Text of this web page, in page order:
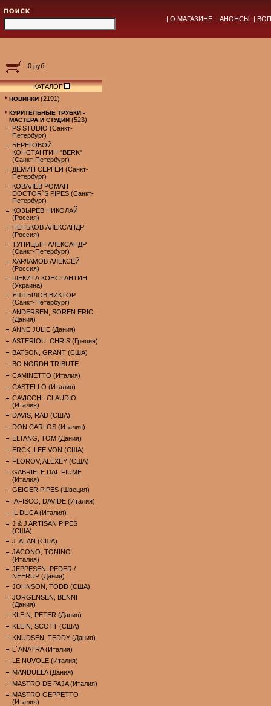
| О МАГАЗИНЕ | АНОНСЫ |
0 руб.
КАТАЛОГ
НОВИНКИ (2191)
КУРИТЕЛЬНЫЕ ТРУБКИ -
МАСТЕРА И СТУДИИ (523)
PS STUDIO (Санкт-
Петербург)
БЕРЕГОВОЙ
КОНСТАНТИН "BERK"
(Санкт-Петербург)
ДЁМИН СЕРГЕЙ (Санкт-
Петербург)
КОВАЛЁВ РОМАН
DOCTOR`S PIPES (Санкт-
Петербург)
КОЗЫРЕВ НИКОЛАЙ
(Россия)
ПЕНЬКОВ АЛЕКСАНДР
(Россия)
ТУПИЦЫН АЛЕКСАНДР
(Санкт-Петербург)
ХАРЛАМОВ АЛЕКСЕЙ
(Россия)
ШЕКИТА КОНСТАНТИН
(Украина)
ЯШТЫЛОВ ВИКТОР
(Санкт-Петербург)
ANDERSEN, SOREN ERIC
(Дания)
ANNE JULIE (Дания)
ASTERIOU, CHRIS (Греция)
BATSON, GRANT (США)
BO NORDH TRIBUTE
CAMINETTO (Италия)
CASTELLO (Италия)
CAVICCHI, CLAUDIO
(Италия)
DAVIS, RAD (США)
DON CARLOS (Италия)
ELTANG, TOM (Дания)
ERCK, LEE VON (США)
FLOROV, ALEXEY (США)
GABRIELE DAL FIUME
(Италия)
GEIGER PIPES (Швеция)
IAFISCO, DAVIDE (Италия)
IL DUCA (Италия)
J & J ARTISAN PIPES
(США)
J. ALAN (США)
JACONO, TONINO
(Италия)
JEPPESEN, PEDER /
NEERUP (Дания)
JOHNSON, TODD (США)
JORGENSEN, BENNI
(Дания)
KLEIN, PETER (Дания)
KLEIN, SCOTT (США)
KNUDSEN, TEDDY (Дания)
L`ANATRA (Италия)
LE NUVOLE (Италия)
MANDUELA (Дания)
MASTRO DE PAJA (Италия)
MASTRO GEPPETTO
(Италия)